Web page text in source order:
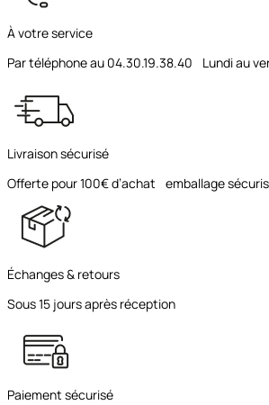
À votre service
Par téléphone au 04.30.19.38.40 Lundi au
Livraison sécurisé
Offerte pour 100€ d’achat emballage
Échanges & retours
Sous 15 jours après réception
Paiement sécurisé